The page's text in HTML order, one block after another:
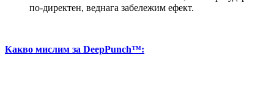
по-директен, веднага забележим ефект.
Какво мислим за DeepPunch™: